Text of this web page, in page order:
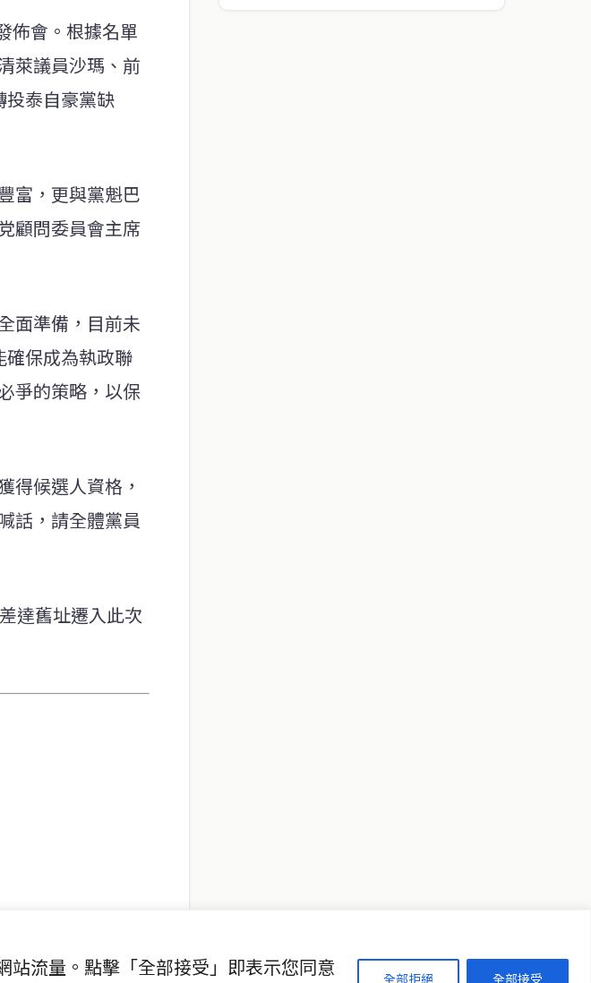
站流量。點擊「全部接受」即表示您同意
全部拒絕 全部接受
佈會。根據名單
萊議員沙瑪、前
投泰自豪黨缺
富，更與黨魁巴
顧問委員會主席
面準備，目前未
保成為執政聯
爭的策略，以保
得候選人資格，
話，請全體黨員
達舊址遷入此次